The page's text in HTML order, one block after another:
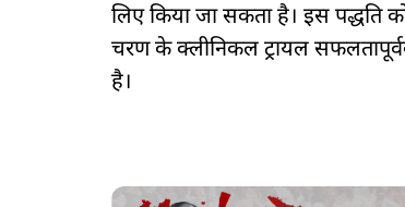
लिए किया जा सकता है। इस
चरण के क्लीनिकल ट्रायल
है।